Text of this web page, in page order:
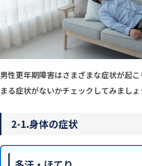
男性更年期障害はさまざまな症状が起
まる症状がないかチェックしてみましょ
2-1.身体の症状